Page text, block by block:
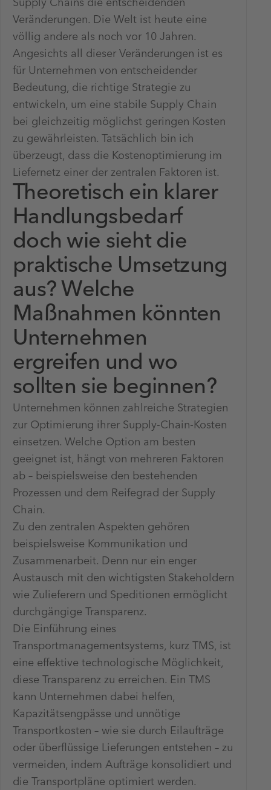
Supply Chains die entscheidenden
Veränderungen. Die Welt ist heute eine
völlig andere als noch vor 10 Jahren.
Angesichts all dieser Veränderungen ist es
für Unternehmen von entscheidender
Bedeutung, die richtige Strategie zu
entwickeln, um eine stabile Supply Chain
bei gleichzeitig möglichst geringen Kosten
zu gewährleisten. Tatsächlich bin ich
überzeugt, dass die Kostenoptimierung im
Liefernetz einer der zentralen Faktoren ist.
Theoretisch ein klarer
Handlungsbedarf
doch wie sieht die
praktische Umsetzung
aus? Welche
Maßnahmen könnten
Unternehmen
ergreifen und wo
sollten sie beginnen?
Unternehmen können zahlreiche Strategien
zur Optimierung ihrer Supply-Chain-Kosten
einsetzen. Welche Option am besten
geeignet ist, hängt von mehreren Faktoren
ab – beispielsweise den bestehenden
Prozessen und dem Reifegrad der Supply
Chain.
Zu den zentralen Aspekten gehören
beispielsweise Kommunikation und
Zusammenarbeit. Denn nur ein enger
Austausch mit den wichtigsten Stakeholdern
wie Zulieferern und Speditionen ermöglicht
durchgängige Transparenz.
Die Einführung eines
Transportmanagementsystems, kurz TMS, ist
eine effektive technologische Möglichkeit,
diese Transparenz zu erreichen. Ein TMS
kann Unternehmen dabei helfen,
Kapazitätsengpässe und unnötige
Transportkosten – wie sie durch Eilaufträge
oder überflüssige Lieferungen entstehen – zu
vermeiden, indem Aufträge konsolidiert und
die Transportpläne optimiert werden.